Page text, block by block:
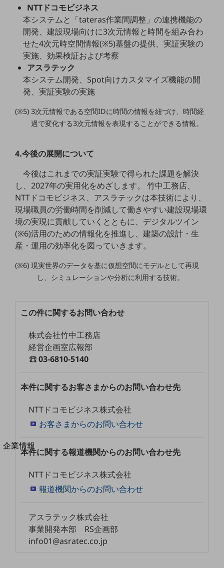
中堅中小企業のビジネスをサポート！
お悩みから見つける
お悩みから見つけるTOP
ネットワーク
モバイル・音声
バックオフィス
リモート・ハイブリッドワーク
セキュリティ
業界から見つける
製造業
小売・卸売業
運輸業
建設業
その他の業界はこちら
ゲーム感覚で見つける
オンラインショップ
モバイル・ICTサービスをオンラインで
相談・申し込みができるバーチャルショップ
法人向けモバイルトップ
はじめての方へ
100回線以上のお問い合わせ・お見積りはこちら
別ウィンドウで開きます
企業情報
企業情報TOP
会社案内TOP
社長からのご挨拶
NTTドコモビジネス
本システムと「tateras作業間調整」の連携機能の
開発、建設現場向けに3次元情報と時間を組み合わ
せた4次元時空間情報(※5)基盤の提供、実証実験の
実施、効果検証および考察
アスラテック
本システム開発、Spot向けカスタマイズ機能の開
発、実証実験の実施
(※5) 3次元情報である空間IDに時間の情報を紐づけ、時間経
過で変化する3次元情報を表現することができる情報。
4.今後の展開について
今後はこれまでの実証実験で得られた課題を解決
し、2027年の実用化をめざします。 竹中工務店、
NTTドコモビジネス、アスラテックは本技術により、
現場職員の労働時間を削減して働きやすい建設現場環
境の実現に貢献していくとともに、デジタルツイン
(※6)活用のための情報化を推進し、建築の設計・生
産・運用の効率化を図っていきます。
(※6) 現実世界のデータを基に仮想空間にモデルとして再現
し、シミュレーションや分析に利用する技術。
この件に関するお問い合わせ
株式会社竹中工務店
経営企画室広報部
03-6810-5140
本件に関するお客さまからのお問い合わせ先
NTTドコモビジネス株式会社
お客さまからのお問い合わせ
本件に関する報道機関からのお問い合わせ先
NTTドコモビジネス株式会社
報道機関からのお問い合わせ
アスラテック株式会社
事業開発本部 RS企画部
info01@asratec.co.jp